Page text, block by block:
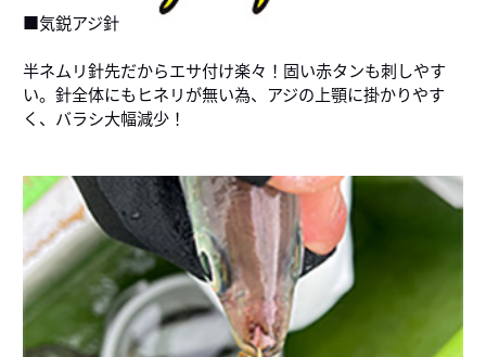
■気鋭アジ針
半ネムリ針先だからエサ付け楽々！固い赤タンも刺しやす
い。針全体にもヒネリが無い為、アジの上顎に掛かりやす
く、バラシ大幅減少！